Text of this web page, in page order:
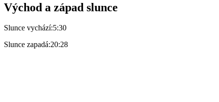
Východ a západ slunce
Slunce vychází:5:30
Slunce zapadá:20:28